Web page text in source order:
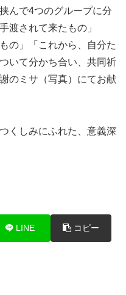
んで4つのグループに分
渡されて来たもの」
の」「これから、自分た
いて分かち合い、共同祈
のミサ（写真）にてお献
くしみにふれた、意義深
LINE コピー